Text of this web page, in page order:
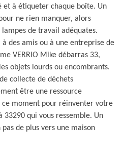
à étiqueter chaque boîte. Un
ne rien manquer, alors
lampes de travail adéquates.
des amis ou à une entreprise de
VERRIO Mike débarras 33,
objets lourds ou encombrants.
collecte de déchets
être une ressource
ce moment pour réinventer votre
qui vous ressemble. Un
de plus vers une maison